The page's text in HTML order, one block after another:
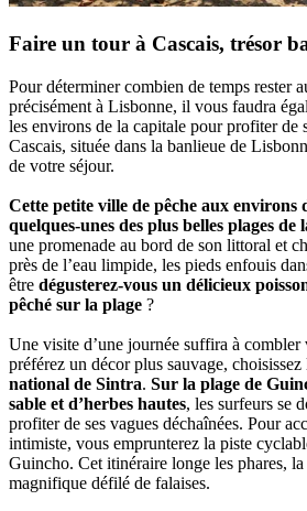
Faire un tour à Cascais, trésor
Pour déterminer combien de temps rester
précisément à Lisbonne, il vous faudra
les environs de la capitale pour profiter de
Cascais, située dans la banlieue de
de votre séjour.
Cette petite ville de pêche aux environs
quelques-unes des plus belles plages de
une promenade au bord de son littoral et
près de l’eau limpide, les pieds enfouis
être dégusterez-vous un délicieux
pêché sur la plage ?
Une visite d’une journée suffira à combler
préférez un décor plus sauvage, choisissez
national de Sintra. Sur la plage de
sable et d’herbes hautes, les surfeurs se
profiter de ses vagues déchaînées. Pour
intimiste, vous emprunterez la piste
Guincho. Cet itinéraire longe les phares, la
magnifique défilé de falaises.